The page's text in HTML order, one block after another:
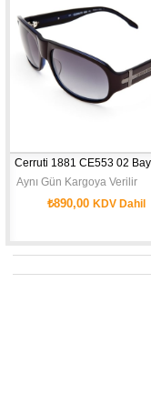
Aynı Gün Kargoya Verilir
₺890,00KDV Dahil